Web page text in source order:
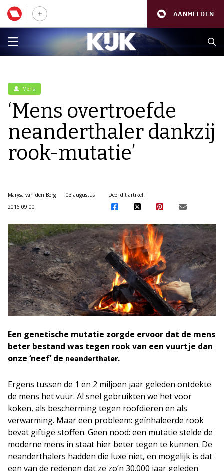
AANMELDEN
Mens
‘Mens overtroefde
neanderthaler dankzij
rook-mutatie’
Marysa van den Berg
03 augustus
2016 09:00
Deel dit artikel:
Een genetische mutatie zorgde ervoor dat de mens
beter bestand was tegen rook van een vuurtje dan
onze ‘neef’ de neanderthaler.
Ergens tussen de 1 en 2 miljoen jaar geleden ontdekte
de mens het vuur. Al snel gebruikten we het voor
koken, als bescherming tegen roofdieren en als
verwarming. Maar een probleem: geïnhaleerde rook
bevat giftige stoffen. Geen nood: een mutatie stelde de
moderne mens in staat hier beter tegen te kunnen. De
neanderthalers hadden die luxe niet, en mogelijk is dat
een van de redenen dat ze zo’n 30.000 jaar geleden